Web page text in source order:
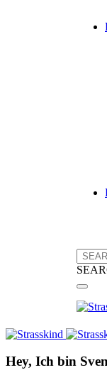
Hey, Ich bin